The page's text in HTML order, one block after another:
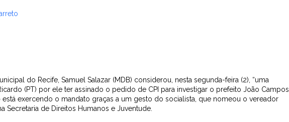
do Recife, Samuel Salazar (MDB) considerou, nesta segunda-feira (2), “uma
(PT) por ele ter assinado o pedido de CPI para investigar o prefeito João Campos
está exercendo o mandato graças a um gesto do socialista, que nomeou o vereador
Secretaria de Direitos Humanos e Juventude.